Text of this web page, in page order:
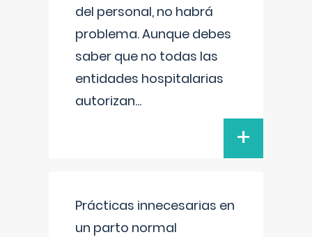
del personal, no habrá
problema. Aunque debes
saber que no todas las
entidades hospitalarias
autorizan...
+
Prácticas innecesarias en
un parto normal